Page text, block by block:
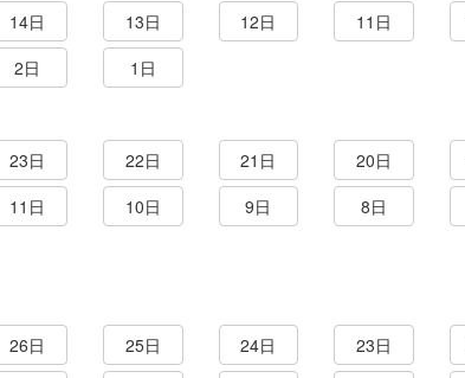
14日 13日 12日 11日
2日 1日
23日 22日 21日 20日
11日 10日 9日 8日
26日 25日 24日 23日